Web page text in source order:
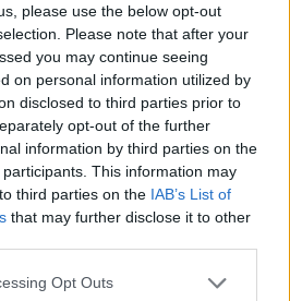
please use the below opt-out
Please note that after your
you may continue seeing
on personal information utilized by
disclosed to third parties prior to
opt-out of the further
information by third parties on the
participants. This information may
third parties on the IAB’s List of
that may further disclose it to other
Opt Outs
του Ολυμπιακού υπέστη
του αριστερού
ότι θα λείψει 2-3
αγωνιστική δράση. Ως εκ
άουτ για την αναμέτρηση
την προσεχή Τετάρτη.